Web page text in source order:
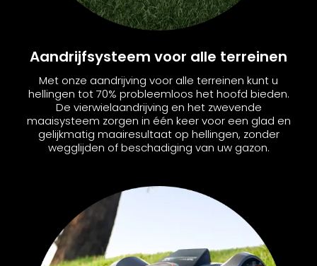
Aandrijfsysteem voor alle terreinen
Met onze aandrijving voor alle terreinen kunt u
hellingen tot 70% probleemloos het hoofd bieden.
De vierwielaandrijving en het zwevende
maaisysteem zorgen in één keer voor een glad en
gelijkmatig maairesultaat op hellingen, zonder
wegglijden of beschadiging van uw gazon.